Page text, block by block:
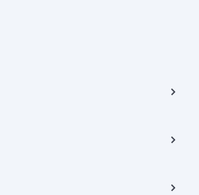
곡로 6(중학동, 트윈트리빌딩) B동 5층
동 율곡로 24, 7층, 8층 미소
책임은 거래당사자에게 있습니다.